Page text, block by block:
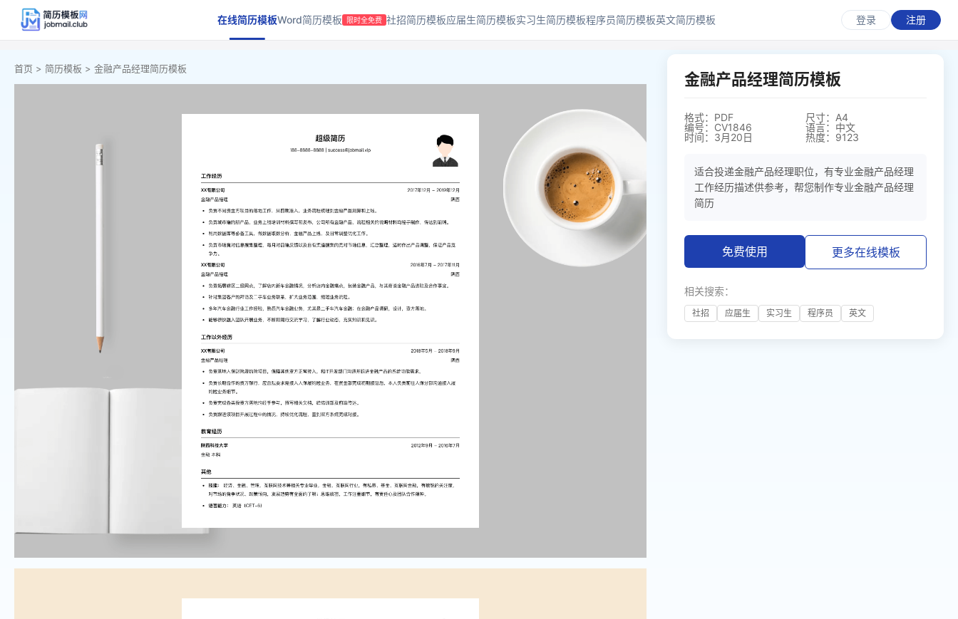
在线简历模板Word简历模板 限时全免费 社招简历模板应届生简历模板实习生简历模板程序员简历模板英文简历模板 登录 注册
首页 > 简历模板 > 金融产品经理简历模板
金融产品经理简历模板
格式：PDF
尺寸：A4
编号：CV1846
语言：中文
时间：3月20日
热度：9123
适合投递金融产品经理职位，有专业金融产品经理
工作经历描述供参考，帮您制作专业金融产品经理
简历
免费使用 更多在线模板
相关搜索：
社招 应届生 实习生 程序员 英文